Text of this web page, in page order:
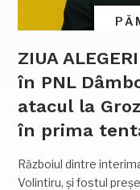
ZIUA
în PNL
atacul la
în prima
Războiul dintre
Volintiru, și fostul